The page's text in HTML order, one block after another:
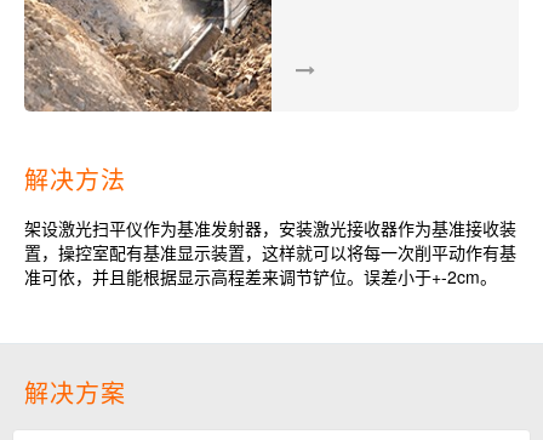
解决方法
架设激光扫平仪作为基准发射器，安装激光接收器作为基准接收装
置，操控室配有基准显示装置，这样就可以将每一次削平动作有基
准可依，并且能根据显示高程差来调节铲位。误差小于+-2cm。
解决方案